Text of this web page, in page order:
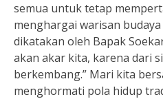
semua untuk tetap
menghargai warisan
dikatakan oleh Bapak
akan akar kita, karena dari
berkembang.” Mari kita
menghormati pola hidup